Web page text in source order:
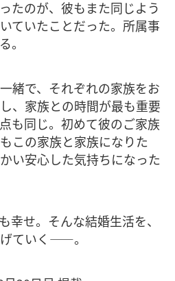
たのが、彼もまた同じよう
ていたことだった。所属事
。
緒で、それぞれの家族をお
、家族との時間が最も重要
も同じ。初めて彼のご家族
この家族と家族になりた
い安心した気持ちになった
幸せ。そんな結婚生活を、
ていく――。